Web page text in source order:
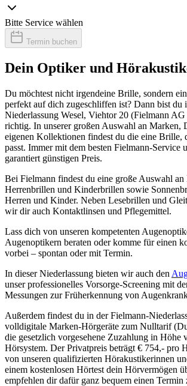
Bitte Service wählen
Termin buchen
Dein Optiker und
Du möchtest nicht irgendeine Brille, sondern
perfekt auf dich zugeschliffen ist? Dann bist du
Niederlassung Wesel, Viehtor 20 (Fielmann
richtig. In unserer großen Auswahl an Marken,
eigenen Kollektionen findest du die eine Brille,
passt. Immer mit dem besten Fielmann-Service
garantiert günstigen Preis.
Bei Fielmann findest du eine große Auswahl
Herrenbrillen und Kinderbrillen sowie
Herren und Kinder. Neben Lesebrillen und
wir dir auch Kontaktlinsen und Pflegemittel.
Lass dich von unseren kompetenten
Augenoptikern beraten oder komme für einen
vorbei – spontan oder mit Termin.
In dieser Niederlassung bieten wir auch den
unser professionelles Vorsorge-Screening mit
Messungen zur Früherkennung von
Außerdem findest du in der Fielmann-
volldigitale Marken-Hörgeräte zum Nulltarif
die gesetzlich vorgesehene Zuzahlung in Höhe
Hörsystem. Der Privatpreis beträgt € 754,- pro
von unseren qualifizierten Hörakustikerinnen
einem kostenlosen Hörtest dein Hörvermögen
empfehlen dir dafür ganz bequem einen Termin